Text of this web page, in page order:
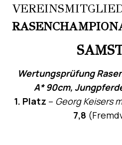
Wertungsprüfung
A* 90cm,
1. Platz – Georg Keisers
7,8